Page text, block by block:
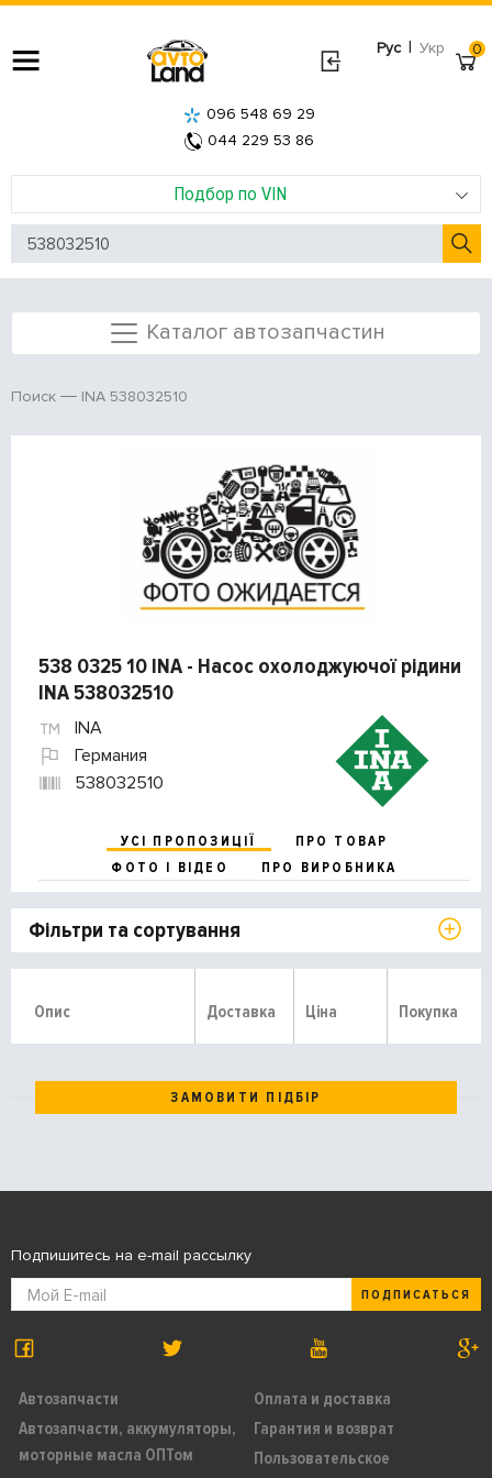
Рус | Укр
Подбор по VIN
096 548 69 29
044 229 53 86
0
Каталог автозапчастин
Поиск INA 538032510
538 0325 10 INA - Насос охолоджуючої рідини
INA 538032510
INA
Германия
538032510
УСІ ПРОПОЗИЦІЇ
ПРО ТОВАР
ФОТО І ВІДЕО
ПРО ВИРОБНИКА
Фільтри та сортування
Опис Доставка Ціна Покупка
ЗАМОВИТИ ПІДБІР
Автозапчасти
Автозапчасти, аккумуляторы,
моторные масла ОПТом
Оплата и доставка
Гарантия и возврат
Пользовательское
Подпишитесь на e-mail рассылку
ПОДПИСАТЬСЯ